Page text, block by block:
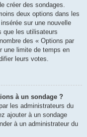
créer des sondages.
deux options dans les
sur une nouvelle
que les utilisateurs
des « Options par
une limite de temps en
leurs votes.
à un sondage ?
les administrateurs du
ajouter à un sondage
à un administrateur du